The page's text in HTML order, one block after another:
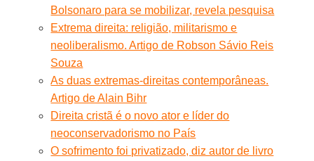
Bolsonaro para se mobilizar, revela pesquisa
Extrema direita: religião, militarismo e
neoliberalismo. Artigo de Robson Sávio Reis
Souza
As duas extremas-direitas contemporâneas.
Artigo de Alain Bihr
Direita cristã é o novo ator e líder do
neoconservadorismo no País
O sofrimento foi privatizado, diz autor de livro